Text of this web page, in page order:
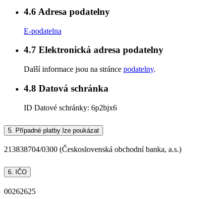
4.6 Adresa podatelny
E-podatelna
4.7 Elektronická adresa podatelny
Další informace jsou na stránce podatelny.
4.8 Datová schránka
ID Datové schránky: 6p2bjx6
5. Případné platby lze poukázat
213838704/0300 (Československá obchodní banka, a.s.)
6. IČO
00262625